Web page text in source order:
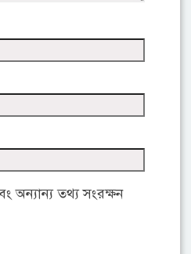
অন্যান্য তথ্য সংরক্ষন